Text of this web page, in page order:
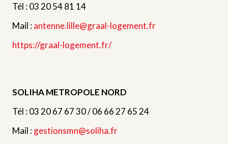
Tél : 03 20 54 81 14
Mail :antenne.lille@graal-logement.fr
https://graal-logement.fr/
SOLIHA METROPOLE NORD
Tél : 03 20 67 67 30 / 06 66 27 65 24
Mail :gestionsmn@soliha.fr